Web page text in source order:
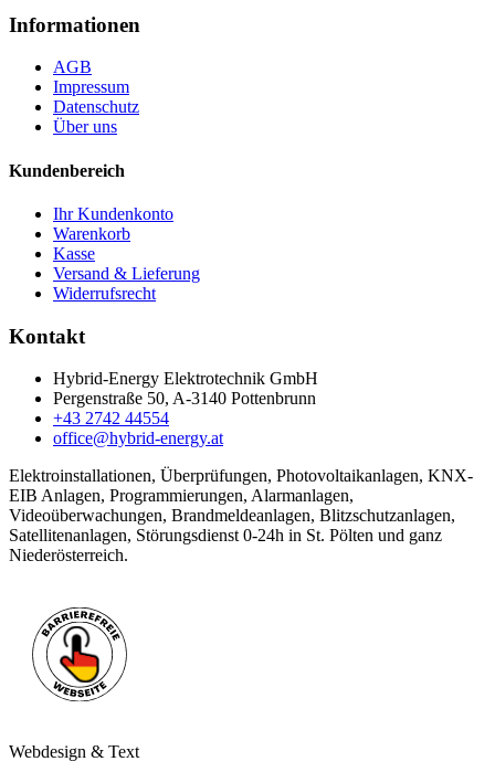
Informationen
AGB
Impressum
Datenschutz
Über uns
Kundenbereich
Ihr Kundenkonto
Warenkorb
Kasse
Versand & Lieferung
Widerrufsrecht
Kontakt
Hybrid-Energy Elektrotechnik GmbH
Pergenstraße 50, A-3140 Pottenbrunn
+43 2742 44554
office@hybrid-energy.at
Elektroinstallationen, Überprüfungen, Photovoltaikanlagen, KNX-
EIB Anlagen, Programmierungen, Alarmanlagen,
Videoüberwachungen, Brandmeldeanlagen, Blitzschutzanlagen,
Satellitenanlagen, Störungsdienst 0-24h in St. Pölten und ganz
Niederösterreich.
Webdesign & Text